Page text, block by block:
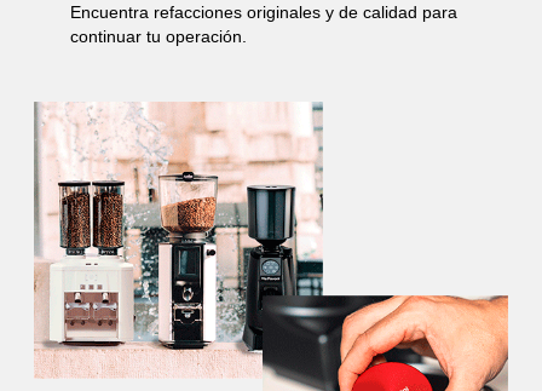
Encuentra refacciones originales y de calidad para
continuar tu operación.